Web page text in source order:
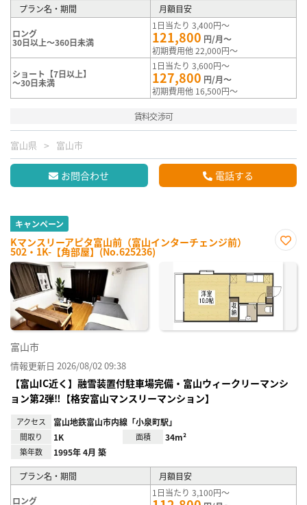
プラン名・期間 月額目安
ロング
30日以上～360日未満
1日当たり 3,400円～
121,800 円/月～
初期費用他 22,000円～
ショート【7日以上】
～30日未満
1日当たり 3,600円～
127,800 円/月～
初期費用他 16,500円～
賃料交渉可
富山県 富山市
お問合わせ 電話する
キャンペーン
Kマンスリーアピタ富山前（富山インターチェンジ前）
502・1K-【角部屋】(No.625236)
に入
録
富山市
情報更新日 2026/08/02 09:38
【富山IC近く】融雪装置付駐車場完備・富山ウィークリーマンシ
ョン第2弾‼【格安富山マンスリーマンション】
アクセス 富山地鉄富山市内線「小泉町駅」
間取り 1K 面積 34m²
築年数 1995年 4月 築
プラン名・期間 月額目安
ロング
1日当たり 3,100円～